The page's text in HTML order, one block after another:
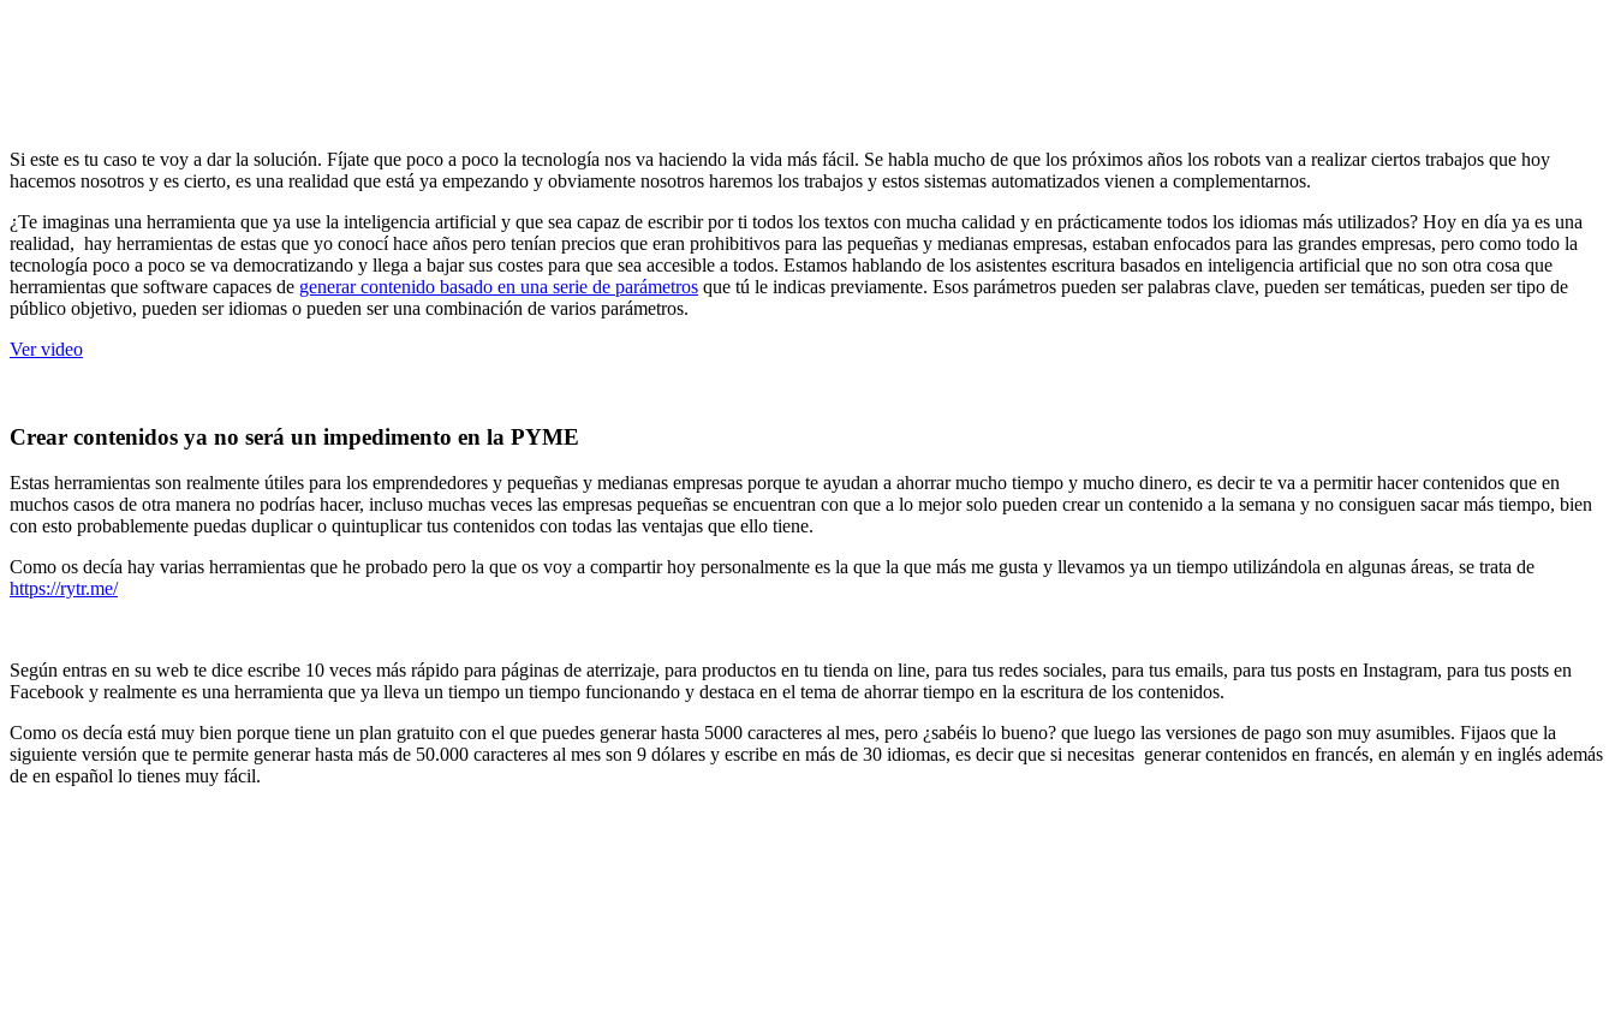
Si este es tu caso te voy a dar la solución. Fíjate que poco a poco la tecnología nos va haciendo la vida más fácil. Se habla mucho de que los próximos años los robots van a realizar ciertos trabajos que hoy
hacemos nosotros y es cierto, es una realidad que está ya empezando y obviamente nosotros haremos los trabajos y estos sistemas automatizados vienen a complementarnos.
¿Te imaginas una herramienta que ya use la inteligencia artificial y que sea capaz de escribir por ti todos los textos con mucha calidad y en prácticamente todos los idiomas más utilizados? Hoy en día ya es una
realidad, hay herramientas de estas que yo conocí hace años pero tenían precios que eran prohibitivos para las pequeñas y medianas empresas, estaban enfocados para las grandes empresas, pero como todo la
tecnología poco a poco se va democratizando y llega a bajar sus costes para que sea accesible a todos. Estamos hablando de los asistentes escritura basados en inteligencia artificial que no son otra cosa que
herramientas que software capaces de generar contenido basado en una serie de parámetros que tú le indicas previamente. Esos parámetros pueden ser palabras clave, pueden ser temáticas, pueden ser tipo de
público objetivo, pueden ser idiomas o pueden ser una combinación de varios parámetros.
Ver video
Crear contenidos ya no será un impedimento en la PYME
Estas herramientas son realmente útiles para los emprendedores y pequeñas y medianas empresas porque te ayudan a ahorrar mucho tiempo y mucho dinero, es decir te va a permitir hacer contenidos que en
muchos casos de otra manera no podrías hacer, incluso muchas veces las empresas pequeñas se encuentran con que a lo mejor solo pueden crear un contenido a la semana y no consiguen sacar más tiempo, bien
con esto probablemente puedas duplicar o quintuplicar tus contenidos con todas las ventajas que ello tiene.
Como os decía hay varias herramientas que he probado pero la que os voy a compartir hoy personalmente es la que la que más me gusta y llevamos ya un tiempo utilizándola en algunas áreas, se trata de
https://rytr.me/
Según entras en su web te dice escribe 10 veces más rápido para páginas de aterrizaje, para productos en tu tienda on line, para tus redes sociales, para tus emails, para tus posts en Instagram, para tus posts en
Facebook y realmente es una herramienta que ya lleva un tiempo un tiempo funcionando y destaca en el tema de ahorrar tiempo en la escritura de los contenidos.
Como os decía está muy bien porque tiene un plan gratuito con el que puedes generar hasta 5000 caracteres al mes, pero ¿sabéis lo bueno? que luego las versiones de pago son muy asumibles. Fijaos que la
siguiente versión que te permite generar hasta más de 50.000 caracteres al mes son 9 dólares y escribe en más de 30 idiomas, es decir que si necesitas generar contenidos en francés, en alemán y en inglés además
de en español lo tienes muy fácil.